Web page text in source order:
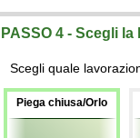
PASSO 4 - Scegli
Scegli quale
Piega chiusa/Orlo